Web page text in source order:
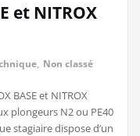
et NITROX
, Non classé
BASE et NITROX
plongeurs N2 ou PE40
stagiaire dispose d’un